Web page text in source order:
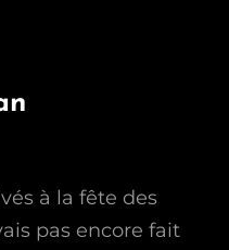
à la fête des
pas encore fait